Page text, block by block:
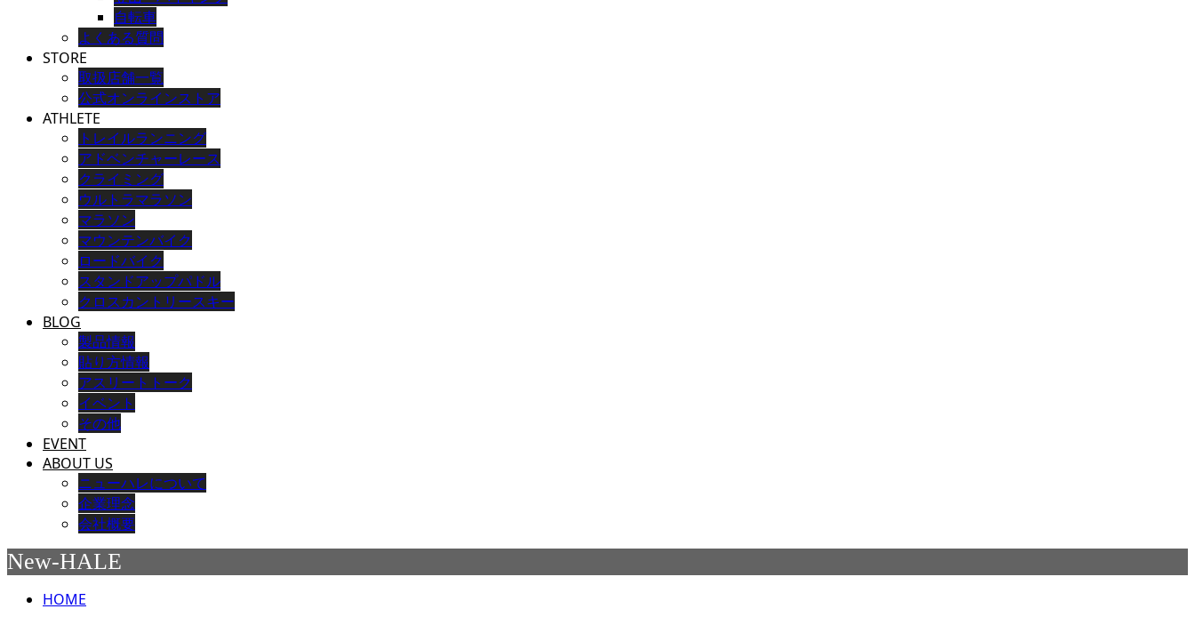
自転車
よくある質問
STORE
取扱店舗一覧
公式オンラインストア
ATHLETE
トレイルランニング
アドベンチャーレース
クライミング
ウルトラマラソン
マラソン
マウンテンバイク
ロードバイク
スタンドアップパドル
クロスカントリースキー
BLOG
製品情報
貼り方情報
アスリートトーク
イベント
その他
EVENT
ABOUT US
ニューハレについて
企業理念
会社概要
New-HALE
HOME